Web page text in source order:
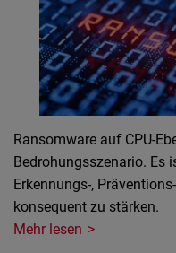
Ransomware auf CPU-
Bedrohungsszenario. Es
Erkennungs-,
konsequent zu stärken.
Mehr lesen